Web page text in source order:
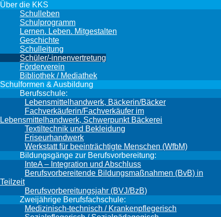
Über die KKS
Schulleben
Schulprogramm
Lernen. Leben. Mitgestalten
Geschichte
Schulleitung
Schüler/-innenvertretung
Förderverein
Bibliothek / Mediathek
Schulformen & Ausbildung
Berufsschule:
Lebensmittelhandwerk, Bäckerin/Bäcker
Fachverkäuferin/Fachverkäufer im
Lebensmittelhandwerk, Schwerpunkt Bäckerei
Textiltechnik und Bekleidung
Friseurhandwerk
Werkstatt für beeinträchtigte Menschen (WfbM)
Bildungsgänge zur Berufsvorbereitung:
InteA – Integration und Abschluss
Berufsvorbereitende Bildungsmaßnahmen (BvB) in
Teilzeit
Berufsvorbereitungsjahr (BVJ/BzB)
Zweijährige Berufsfachschule:
Medizinisch-technisch / Krankenpflegerisch